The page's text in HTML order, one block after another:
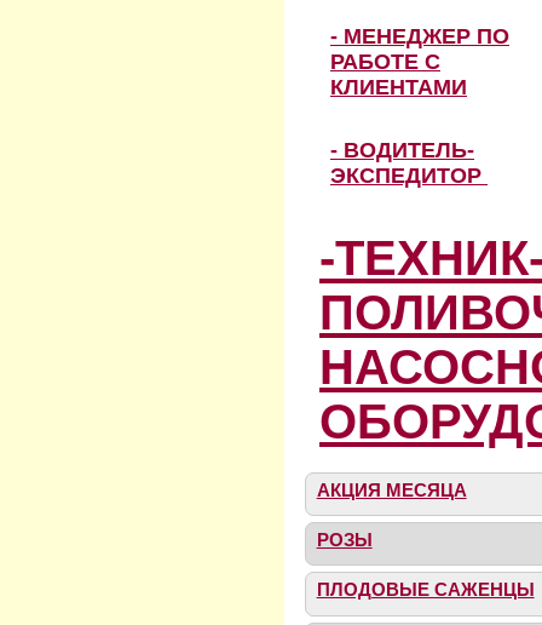
- МЕНЕДЖЕР ПО
РАБОТЕ С
КЛИЕНТАМИ
- ВОДИТЕЛЬ-
ЭКСПЕДИТОР
-
АКЦИЯ МЕСЯЦА
РОЗЫ
ПЛОДОВЫЕ САЖЕНЦЫ